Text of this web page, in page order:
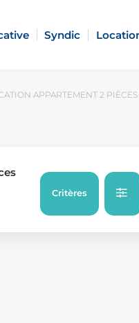
Syndic
APPARTEMENT 2
Critères